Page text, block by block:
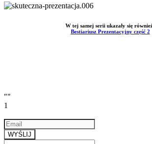
W tej samej serii ukazały się
Bestiariusz Prezentacyjny część 2
""
1
WYŚLIJ